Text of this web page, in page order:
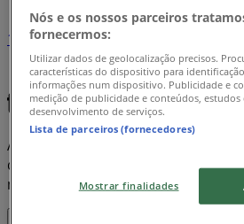
1
Apple
A Tiendeo faz parte da Shopfully, a
que está a reinventar o comércio
mundo.
Nós e os nossos parceiros
fornecermos:
Utilizar dados de geolocalização precisos.
características do dispositivo para
informações num dispositivo. Publicidade e
medição de publicidade e conteúdos, estudos
desenvolvimento de serviços.
Lista de parceiros (fornecedores)
Mostrar finalidades